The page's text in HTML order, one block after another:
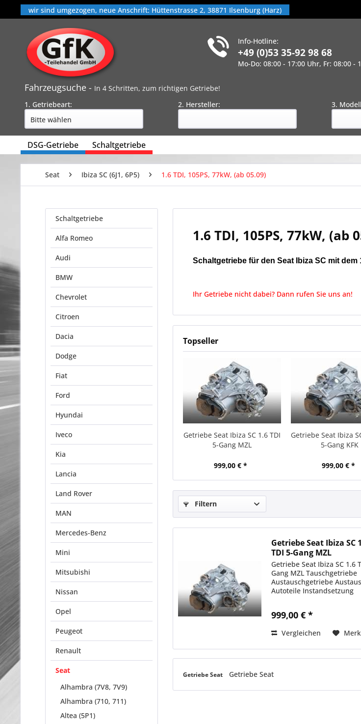
wir sind umgezogen, neue Anschrift: Hüttenstrasse 2, 38871 Ilsenburg (Harz)
Info-Hotline:
+49 (0)53 35-92 98 68
Mo-Do: 08:00 - 17:00 Uhr, Fr: 08:00 -
Fahrzeugsuche - In 4 Schritten, zum richtigen Getriebe!
1. Getriebeart:
2. Hersteller: 3.
DSG-Getriebe Schaltgetriebe
Seat Ibiza SC (6J1, 6P5) 1.6 TDI, 105PS, 77kW, (ab 05.09)
Schaltgetriebe
Alfa Romeo
Audi
BMW
Chevrolet
Citroen
Dacia
Dodge
Fiat
Ford
Hyundai
Iveco
Kia
Lancia
Land Rover
MAN
Mercedes-Benz
Mini
Mitsubishi
Nissan
Opel
Peugeot
Renault
Seat
Alhambra (7V8, 7V9)
Alhambra (710, 711)
Altea (5P1)
1.6 TDI, 105PS, 77kW, (ab
Schaltgetriebe für den Seat Ibiza SC mit dem
Ihr Getriebe nicht dabei? Dann rufen Sie uns an!
Topseller
Getriebe Seat Ibiza SC 1.6 TDI
5-Gang MZL
999,00 € *
Getriebe Seat Ibiza
5-Gang KFK
999,00 € *
Filtern
Getriebe Seat Ibiza SC
TDI 5-Gang MZL
Getriebe Seat Ibiza SC 1.6
Gang MZL Tauschgetriebe
Austauschgetriebe
Autoteile Instandsetzung
999,00 € *
Vergleichen
Getriebe Seat Getriebe Seat